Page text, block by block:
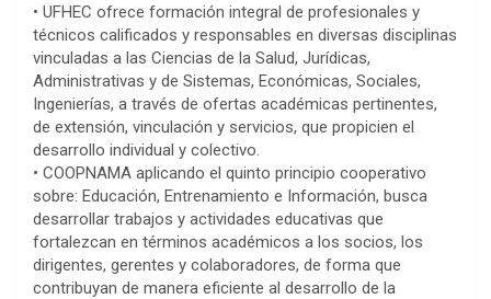
• UFHEC ofrece formación integral de profesionales y
técnicos calificados y responsables en diversas disciplinas
vinculadas a las Ciencias de la Salud, Jurídicas,
Administrativas y de Sistemas, Económicas, Sociales,
Ingenierías, a través de ofertas académicas pertinentes,
de extensión, vinculación y servicios, que propicien el
desarrollo individual y colectivo.
• COOPNAMA aplicando el quinto principio cooperativo
sobre: Educación, Entrenamiento e Información, busca
desarrollar trabajos y actividades educativas que
fortalezcan en términos académicos a los socios, los
dirigentes, gerentes y colaboradores, de forma que
contribuyan de manera eficiente al desarrollo de la